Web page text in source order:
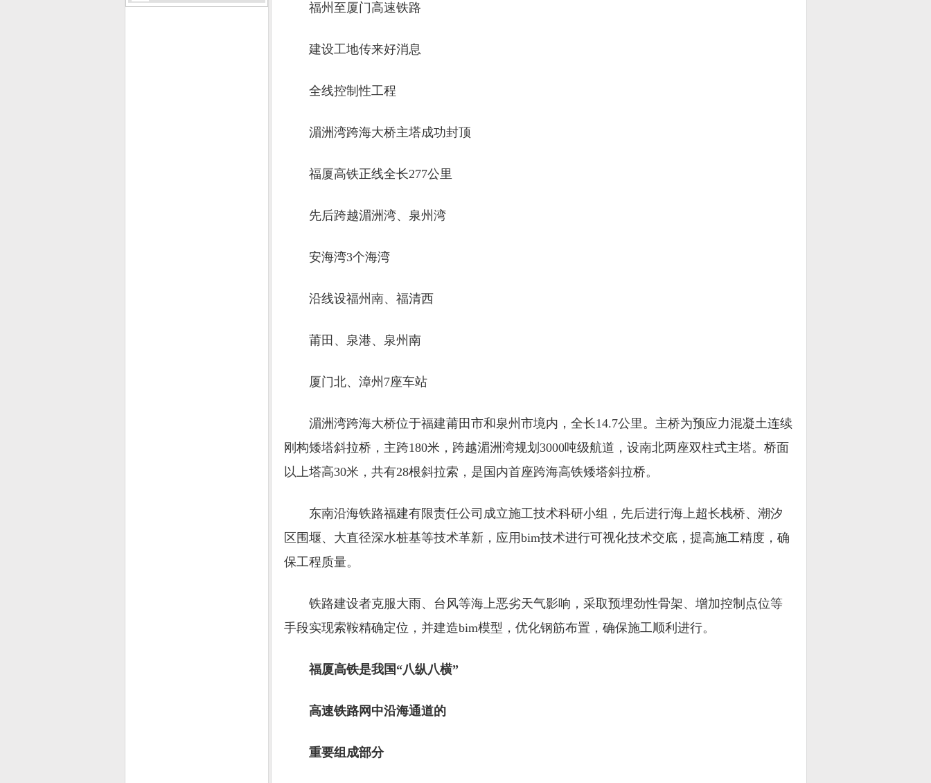
福州至厦门高速铁路
建设工地传来好消息
全线控制性工程
湄洲湾跨海大桥主塔成功封顶
福厦高铁正线全长277公里
先后跨越湄洲湾、泉州湾
安海湾3个海湾
沿线设福州南、福清西
莆田、泉港、泉州南
厦门北、漳州7座车站
湄洲湾跨海大桥位于福建莆田市和泉州市境内，全长14.7公里。主桥为预应力混凝土连续
刚构矮塔斜拉桥，主跨180米，跨越湄洲湾规划3000吨级航道，设南北两座双柱式主塔。桥面
以上塔高30米，共有28根斜拉索，是国内首座跨海高铁矮塔斜拉桥。
东南沿海铁路福建有限责任公司成立施工技术科研小组，先后进行海上超长栈桥、潮汐
区围堰、大直径深水桩基等技术革新，应用bim技术进行可视化技术交底，提高施工精度，确
保工程质量。
铁路建设者克服大雨、台风等海上恶劣天气影响，采取预埋劲性骨架、增加控制点位等
手段实现索鞍精确定位，并建造bim模型，优化钢筋布置，确保施工顺利进行。
福厦高铁是我国“八纵八横”
高速铁路网中沿海通道的
重要组成部分